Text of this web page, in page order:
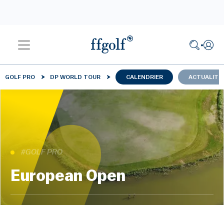
GOLF PRO DP WORLD TOUR CALENDRIER
#GOLF PRO
European Open